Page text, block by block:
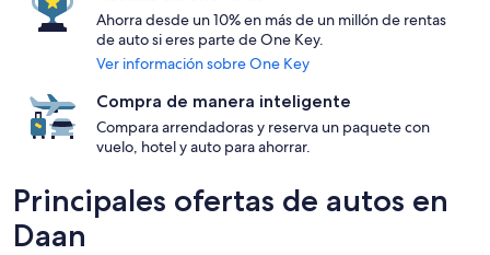
Ahorra desde un 10% en más de un millón de rentas
de auto si eres parte de One Key.
Ver información sobre One Key
Compra de manera inteligente
Compara arrendadoras y reserva un paquete con
vuelo, hotel y auto para ahorrar.
Principales ofertas de autos en
Daan